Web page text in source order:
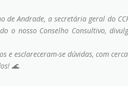
de Andrade, a secretária geral do
o nosso Conselho Consultivo,
e esclareceram-se dúvidas, com
🌊